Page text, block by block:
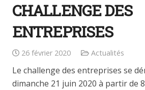
CHALLENGE DES
ENTREPRISES
26 février 2020 Actualités
Le challenge des entreprises se
dimanche 21 juin 2020 à partir de